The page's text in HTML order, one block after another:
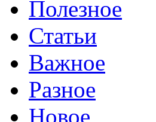
Полезное
Статьи
Важное
Разное
Новое